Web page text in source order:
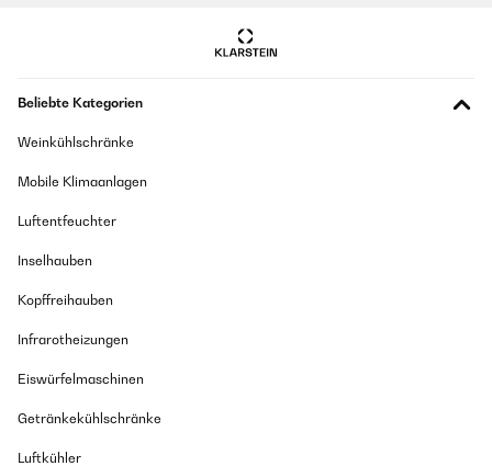
Beliebte Kategorien
Weinkühlschränke
Mobile Klimaanlagen
Luftentfeuchter
Inselhauben
Kopffreihauben
Infrarotheizungen
Eiswürfelmaschinen
Getränkekühlschränke
Luftkühler